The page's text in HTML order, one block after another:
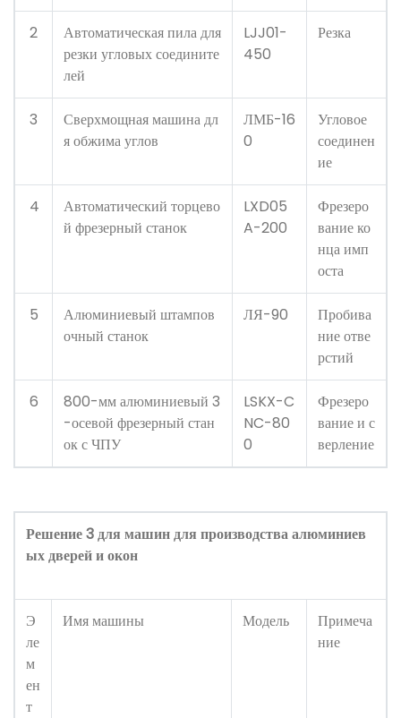
2
Автоматическая пила для
резки угловых соедините
лей
LJJ01-
450
Резка
3
Сверхмощная машина дл
я обжима углов
ЛМБ-16
0
Угловое
соединен
ие
4
Автоматический торцево
й фрезерный станок
LXD05
A-200
Фрезеро
вание ко
нца имп
оста
5
Алюминиевый штампов
очный станок
ЛЯ-90
Пробива
ние отве
рстий
6
800-мм алюминиевый 3
-осевой фрезерный стан
ок с ЧПУ
LSKX-C
NC-80
0
Фрезеро
вание и с
верление
Решение 3 для машин для производства алюминиев
ых дверей и окон
Э
ле
м
ен
т
Имя машины Модель
Примеча
ние